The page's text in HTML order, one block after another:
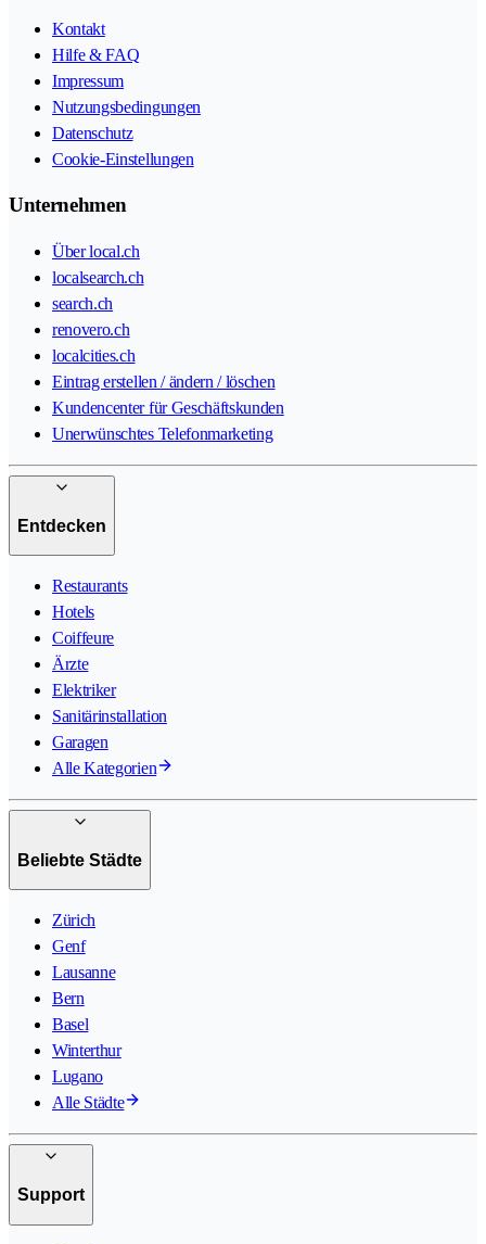
Kontakt
Hilfe & FAQ
Impressum
Nutzungsbedingungen
Datenschutz
Cookie-Einstellungen
Unternehmen
Über local.ch
localsearch.ch
search.ch
renovero.ch
localcities.ch
Eintrag erstellen / ändern / löschen
Kundencenter für Geschäftskunden
Unerwünschtes Telefonmarketing
Entdecken
Restaurants
Hotels
Coiffeure
Ärzte
Elektriker
Sanitärinstallation
Garagen
Alle Kategorien
Beliebte Städte
Zürich
Genf
Lausanne
Bern
Basel
Winterthur
Lugano
Alle Städte
Support